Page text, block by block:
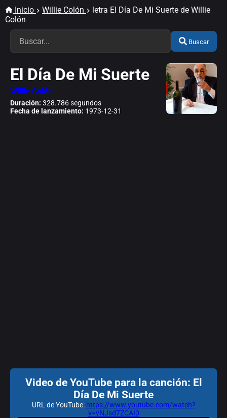
Inicio Willie Colón
letra El Día De Mi Suerte de Willie
Colón
Buscar
El Día De Mi Suerte
Willie Colón
Duración: 328.786 segundos
Fecha de lanzamiento: 1973-12-31
Video de YouTube para la canción: El
Día De Mi Suerte
URL de YouTube: https://www.youtube.com/watch?
v=vNJsd7ZCAI0